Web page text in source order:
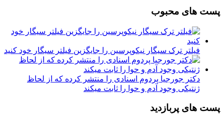
پست های محبوب
فیلتر ترک سیگار نیکوپرسین را جایگزین فیلتر سیگار خود کنید
دکتر جورجیا پردوم اسنادی را منتشر کرده که از لحاظ
ژنتیکی وجود آدم و حوا را ثابت میکند
پست های پربازدید